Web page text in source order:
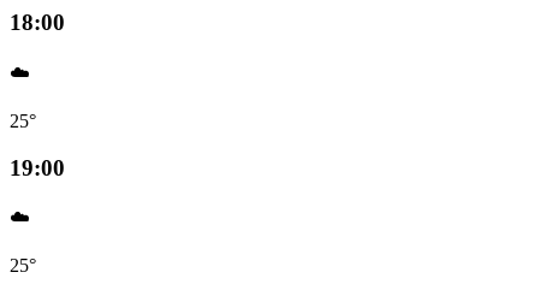
18:00
☁️
25°
19:00
☁️
25°